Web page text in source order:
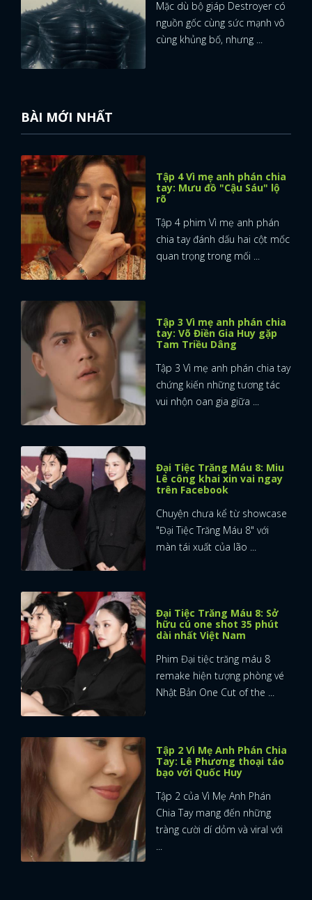
FACEBOOK GOOGLE
Mặc dù bộ giáp Destroyer có
nguồn gốc cùng sức mạnh vô
cùng khủng bố, nhưng ...
BÀI MỚI NHẤT
Tập 4 Vì mẹ anh phán chia
tay: Mưu đồ "Cậu Sáu" lộ
rõ
Tập 4 phim Vì mẹ anh phán
chia tay đánh dấu hai cột mốc
quan trọng trong mối ...
Tập 3 Vì mẹ anh phán chia
tay: Võ Điền Gia Huy gặp
Tam Triều Dâng
Tập 3 Vì mẹ anh phán chia tay
chứng kiến những tương tác
vui nhộn oan gia giữa ...
Đại Tiệc Trăng Máu 8: Miu
Lê công khai xin vai ngay
trên Facebook
Chuyện chưa kể từ showcase
"Đại Tiệc Trăng Máu 8" với
màn tái xuất của lão ...
Đại Tiệc Trăng Máu 8: Sở
hữu cú one shot 35 phút
dài nhất Việt Nam
Phim Đại tiệc trăng máu 8
remake hiện tượng phòng vé
Nhật Bản One Cut of the ...
Tập 2 Vì Mẹ Anh Phán Chia
Tay: Lê Phương thoại táo
bạo với Quốc Huy
Tập 2 của Vì Mẹ Anh Phán
Chia Tay mang đến những
tràng cười dí dỏm và viral với
...